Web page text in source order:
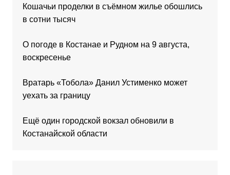
Кошачьи проделки в съёмном жилье обошлись
в сотни тысяч
О погоде в Костанае и Рудном на 9 августа,
воскресенье
Вратарь «Тобола» Данил Устименко может
уехать за границу
Ещё один городской вокзал обновили в
Костанайской области